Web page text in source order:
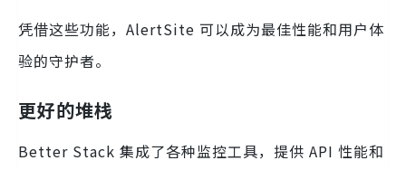
凭借这些功能，AlertSite 可以成为最佳性能和用户体
验的守护者。
更好的堆栈
Better Stack 集成了各种监控工具，提供 API 性能和